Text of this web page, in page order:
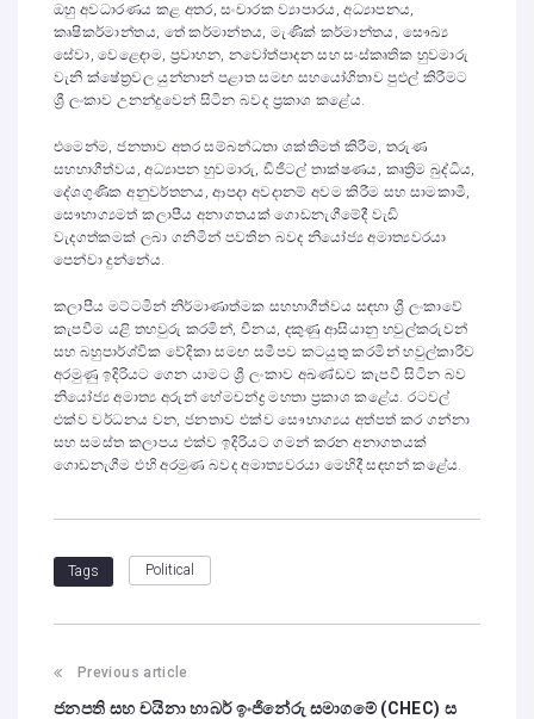
ඔහු අවධාරණය කළ අතර, සංචාරක ව්‍යාපාරය, අධ්‍යාපනය,
කෘෂිකර්මාන්තය, තේ කර්මාන්තය, මැණික් කර්මාන්තය, සෞඛ්‍ය
සේවා, වෙළෙඳාම, ප්‍රවාහන, නවෝත්පාදන සහ සංස්කෘතික හුවමාරු
වැනි ක්ෂේත්‍රවල යුන්නාන් පළාත සමඟ සහයෝගිතාව පුළුල් කිරීමට
ශ්‍රී ලංකාව උනන්දුවෙන් සිටින බවද ප්‍රකාශ කළේය.
එමෙන්ම, ජනතාව අතර සම්බන්ධතා ශක්තිමත් කිරීම, තරුණ
සහභාගීත්වය, අධ්‍යාපන හුවමාරු, ඩිජිටල් තාක්ෂණය, කෘත්‍රිම බුද්ධිය,
දේශගුණික අනුවර්තනය, ආපදා අවදානම් අවම කිරීම සහ සාමකාමී,
සෞභාග්‍යමත් කලාපීය අනාගතයක් ගොඩනැගීමේදී වැඩි
වැදගත්කමක් ලබා ගනිමින් පවතින බවද නියෝජ්‍ය අමාත්‍යවරයා
පෙන්වා දුන්නේය.
කලාපීය මට්ටමින් නිර්මාණාත්මක සහභාගීත්වය සඳහා ශ්‍රී ලංකාවේ
කැපවීම යළි තහවුරු කරමින්, චීනය, දකුණු ආසියානු හවුල්කරුවන්
සහ බහුපාර්ශ්වික වේදිකා සමඟ සමීපව කටයුතු කරමින් හවුල්කාරීව
අරමුණු ඉදිරියට ගෙන යාමට ශ්‍රී ලංකාව අඛණ්ඩව කැපවී සිටින බව
නියෝජ්‍ය අමාත්‍ය අරුන් හේමචන්ද්‍ර මහතා ප්‍රකාශ කළේය. රටවල්
එක්ව වර්ධනය වන, ජනතාව එක්ව සෞභාග්‍යය අත්පත් කර ගන්නා
සහ සමස්ත කලාපය එක්ව ඉදිරියට ගමන් කරන අනාගතයක්
ගොඩනැගීම එහි අරමුණ බවද අමාත්‍යවරයා මෙහිදී සඳහන් කළේය.
Tags Political
Previous article
ජනපති සහ චයිනා හාබර් ඉංජිනේරු සමාගමේ (CHEC) ස